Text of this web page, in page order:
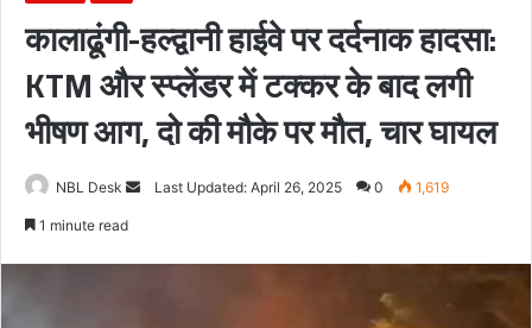
कालाढूंगी-हल्द्वानी हाईवे पर दर्दनाक हादसा:
KTM और स्प्लेंडर में टक्कर के बाद लगी
भीषण आग, दो की मौके पर मौत, चार घायल
NBL Desk
SendLast Updated: April 26, 2025 0 1,619
1 minute read